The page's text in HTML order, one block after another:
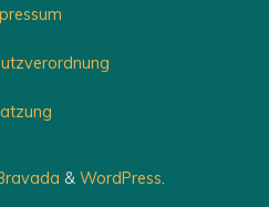
& WordPress.